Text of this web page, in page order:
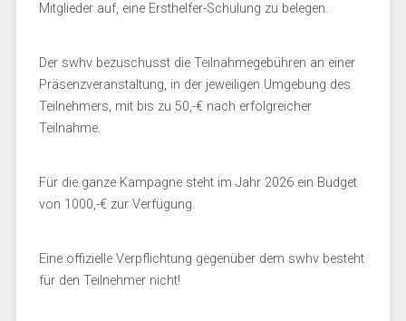
Mitglieder auf, eine Ersthelfer-Schulung zu belegen.
Der swhv bezuschusst die Teilnahmegebühren an einer
Präsenzveranstaltung, in der jeweiligen Umgebung des
Teilnehmers, mit bis zu 50,-€ nach erfolgreicher
Teilnahme.
Für die ganze Kampagne steht im Jahr 2026 ein Budget
von 1000,-€ zur Verfügung.
Eine offizielle Verpflichtung gegenüber dem swhv besteht
für den Teilnehmer nicht!